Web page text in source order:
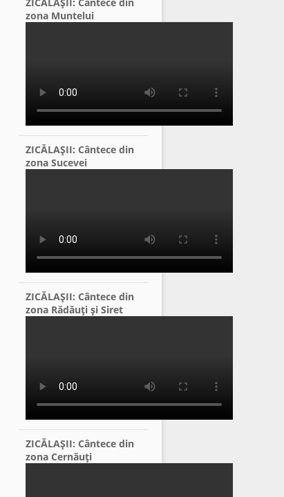
zona Muntelui
ZICĂLAŞII: Cântece din
zona Sucevei
ZICĂLAŞII: Cântece din
zona Rădăuţi şi Siret
ZICĂLAŞII: Cântece din
zona Cernăuţi